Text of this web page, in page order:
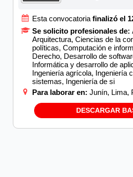
Esta convocatoria finalizó el
Se solicito profesionales de:
Arquitectura, Ciencias de la
políticas, Computación e
Derecho, Desarrollo de
Informática y desarrollo de
Ingeniería agrícola, Ingeniería
sistemas, Ingeniería de si
Para laborar en: Junín, Lima,
DESCARGAR